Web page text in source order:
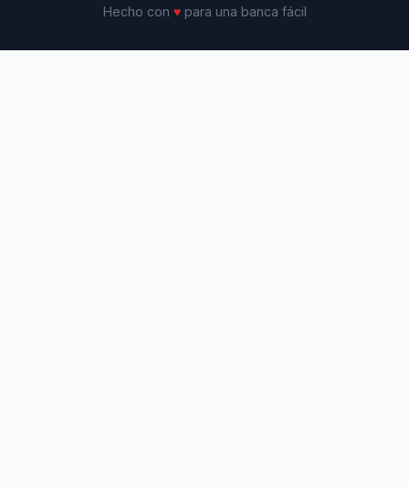
Hecho con ♥para una banca fácil